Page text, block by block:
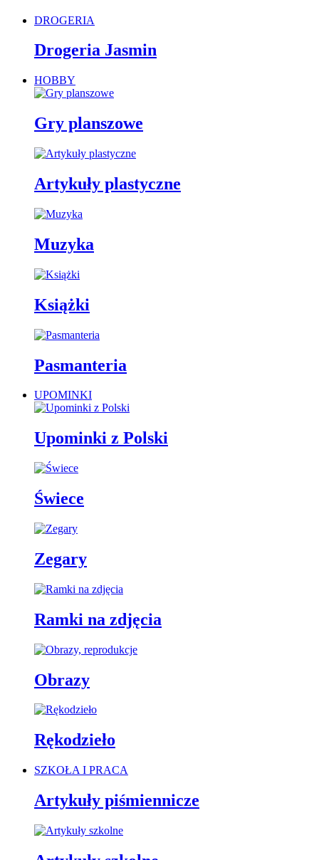
DROGERIA
Drogeria Jasmin
HOBBY
Gry planszowe
Artykuły plastyczne
Muzyka
Książki
Pasmanteria
UPOMINKI
Upominki z Polski
Świece
Zegary
Ramki na zdjęcia
Obrazy
Rękodzieło
SZKOŁA I PRACA
Artykuły piśmiennicze